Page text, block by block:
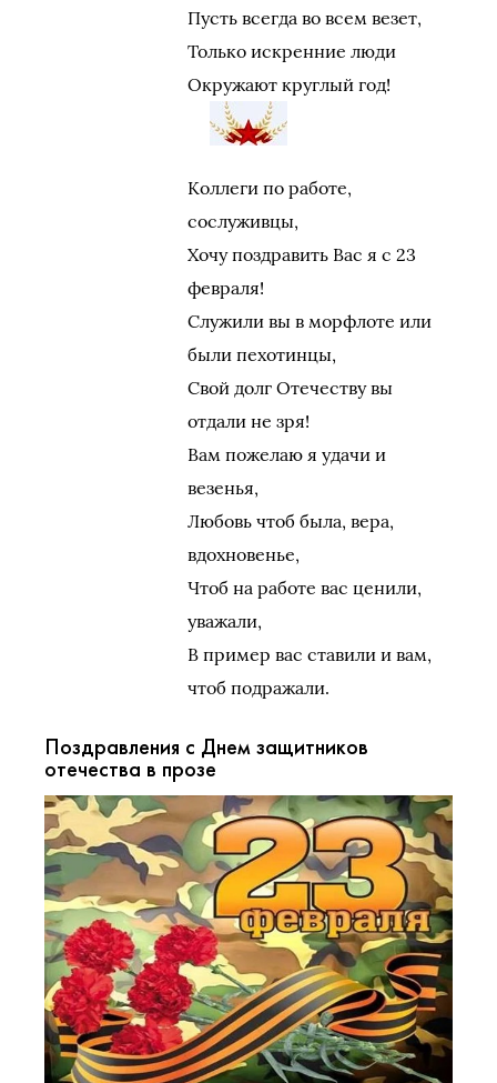
Пусть всегда во всем везет,
Только искренние люди
Окружают круглый год!
Коллеги по работе,
сослуживцы,
Хочу поздравить Вас я с 23
февраля!
Служили вы в морфлоте или
были пехотинцы,
Свой долг Отечеству вы
отдали не зря!
Вам пожелаю я удачи и
везенья,
Любовь чтоб была, вера,
вдохновенье,
Чтоб на работе вас ценили,
уважали,
В пример вас ставили и вам,
чтоб подражали.
Поздравления с Днем защитников
отечества в прозе